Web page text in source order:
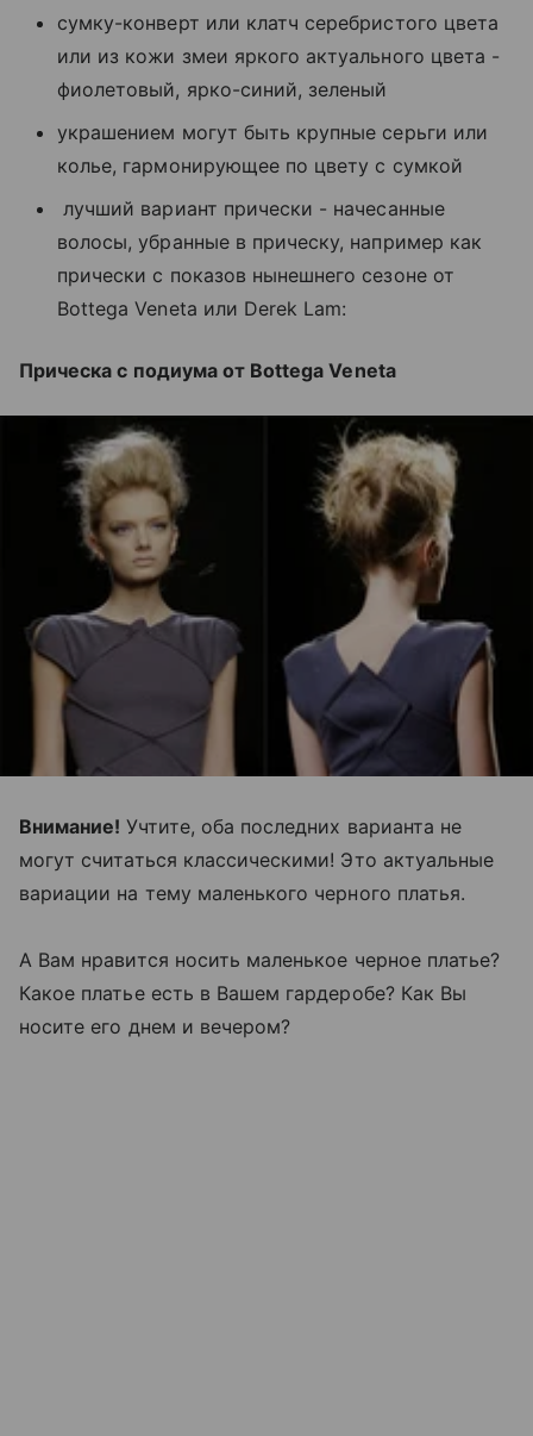
сумку-конверт или клатч серебристого цвета
или из кожи змеи яркого актуального цвета -
фиолетовый, ярко-синий, зеленый
украшением могут быть крупные серьги или
колье, гармонирующее по цвету с сумкой
лучший вариант прически - начесанные
волосы, убранные в прическу, например как
прически с показов нынешнего сезоне от
Bottega Veneta или Derek Lam:
Прическа с подиума от Bottega Veneta
Внимание! Учтите, оба последних варианта не
могут считаться классическими! Это актуальные
вариации на тему маленького черного платья.
А Вам нравится носить маленькое черное платье?
Какое платье есть в Вашем гардеробе? Как Вы
носите его днем и вечером?